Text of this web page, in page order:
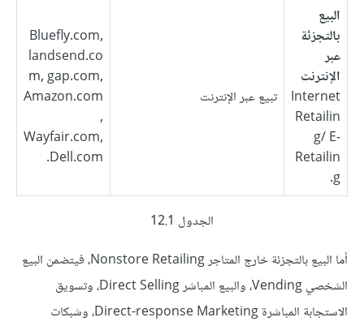
البيع
بالتجزئة
عبر
الإنترنت
Internet
Retailin
g/ E-
Retailin
g.
تبيع عبر الإنترنت
Bluefly.com,
landsend.co
m, gap.com,
Amazon.com
,
Wayfair.com,
Dell.com.
الجدول 12.1
أما البيع بالتجزئة خارج المتاجر Nonstore Retailing، فيتضمن البيع
الشخصي Vending، والبيع المباشر Direct Selling، وتسويق
الاستجابة المباشرة Direct-response Marketing، وشبكات